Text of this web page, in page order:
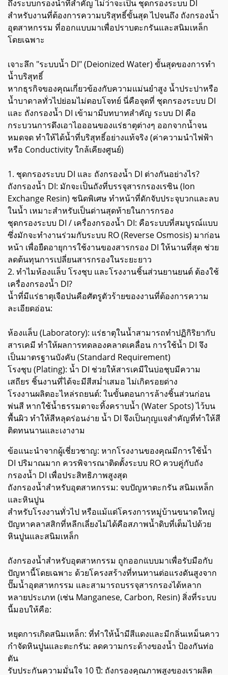
ถึงระบบกรองน้ำที่สำคัญ ไม่ว่าจะเป็น ชุดกรองระบบ DI
สำหรับงานที่ต้องการความบริสุทธิ์ขั้นสุด ไปจนถึง ถังกรองน้ำ
อุตสาหกรรม ที่ออกแบบมาเพื่อปราบตะกรันและสนิมเหล็ก
โดยเฉพาะ
เจาะลึก "ระบบน้ำ DI" (Deionized Water) ขั้นสุดของการทำ
น้ำบริสุทธิ์
หากธุรกิจของคุณเกี่ยวข้องกับความแม่นยำสูง น้ำประปาหรือ
น้ำบาดาลทั่วไปย่อมไม่ตอบโจทย์ นี่คือจุดที่ ชุดกรองระบบ DI
และ ถังกรองน้ำ DI เข้ามามีบทบาทสำคัญ ระบบ DI คือ
กระบวนการดึงเอาไอออนของแร่ธาตุต่างๆ ออกจากน้ำจน
หมดจด ทำให้ได้น้ำที่บริสุทธิ์อย่างแท้จริง (ค่าความนำไฟฟ้า
หรือ Conductivity ใกล้เคียงศูนย์)
1. ชุดกรองระบบ DI และ ถังกรองน้ำ DI ต่างกันอย่างไร?
ถังกรองน้ำ DI: มักจะเป็นถังที่บรรจุสารกรองเรซิน (Ion
Exchange Resin) ชนิดพิเศษ ทำหน้าที่ดักจับประจุบวกและลบ
ในน้ำ เหมาะสำหรับเป็นด่านสุดท้ายในการกรอง
ชุดกรองระบบ DI / เครื่องกรองน้ำ DI: คือระบบที่สมบูรณ์แบบ
ซึ่งมักจะทำงานร่วมกับระบบ RO (Reverse Osmosis) มาก่อน
หน้า เพื่อยืดอายุการใช้งานของสารกรอง DI ให้นานที่สุด ช่วย
ลดต้นทุนการเปลี่ยนสารกรองในระยะยาว
2. ทำไมห้องแล็บ โรงชุบ และโรงงานชิ้นส่วนยานยนต์ ต้องใช้
เครื่องกรองน้ำ DI?
น้ำที่มีแร่ธาตุเจือปนคือศัตรูตัวร้ายของงานที่ต้องการความ
ละเอียดอ่อน:
ห้องแล็บ (Laboratory): แร่ธาตุในน้ำสามารถทำปฏิกิริยากับ
สารเคมี ทำให้ผลการทดลองคลาดเคลื่อน การใช้น้ำ DI จึง
เป็นมาตรฐานบังคับ (Standard Requirement)
โรงชุบ (Plating): น้ำ DI ช่วยให้สารเคมีในบ่อชุบมีความ
เสถียร ชิ้นงานที่ได้จะมีสีสม่ำเสมอ ไม่เกิดรอยด่าง
โรงงานผลิตอะไหล่รถยนต์: ในขั้นตอนการล้างชิ้นส่วนก่อน
พ่นสี หากใช้น้ำธรรมดาจะทิ้งคราบน้ำ (Water Spots) ไว้บน
พื้นผิว ทำให้สีหลุดร่อนง่าย น้ำ DI จึงเป็นกุญแจสำคัญที่ทำให้สี
ติดทนนานและเงางาม
ข้อแนะนำจากผู้เชี่ยวชาญ: หากโรงงานของคุณมีการใช้น้ำ
DI ปริมาณมาก ควรพิจารณาติดตั้งระบบ RO ควบคู่กับถัง
กรองน้ำ DI เพื่อประสิทธิภาพสูงสุด
ถังกรองน้ำสำหรับอุตสาหกรรม: จบปัญหาตะกรัน สนิมเหล็ก
และหินปูน
สำหรับโรงงานทั่วไป หรือแม้แต่โครงการหมู่บ้านขนาดใหญ่
ปัญหาคลาสสิกที่หลีกเลี่ยงไม่ได้คือสภาพน้ำดิบที่เต็มไปด้วย
หินปูนและสนิมเหล็ก
ถังกรองน้ำสำหรับอุตสาหกรรม ถูกออกแบบมาเพื่อรับมือกับ
ปัญหานี้โดยเฉพาะ ด้วยโครงสร้างที่ทนทานต่อแรงดันสูงจาก
ปั๊มน้ำอุตสาหกรรม และสามารถบรรจุสารกรองได้หลาก
หลายประเภท (เช่น Manganese, Carbon, Resin) สิ่งที่ระบบ
นี้มอบให้คือ:
หยุดการเกิดสนิมเหล็ก: ที่ทำให้น้ำมีสีแดงและมีกลิ่นเหม็นคาว
กำจัดหินปูนและตะกรัน: ลดความกระด้างของน้ำ ป้องกันท่อ
ตัน
รับประกันความมั่นใจ 10 ปี: ถังกรองคุณภาพสูงของเราผลิต